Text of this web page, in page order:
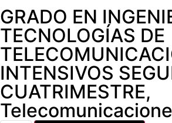
GRADO EN
TECNOLOGÍAS DE
INTENSIVOS
CUATRIMESTRE,